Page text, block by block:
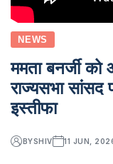
NEWS
ममता बनर्जी
राज्यसभा सांसद
इस्तीफा
BYSHIV 11 JUN,